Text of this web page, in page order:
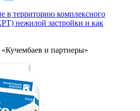
в территорию комплексного
нежилой застройки и как
и партнеры»